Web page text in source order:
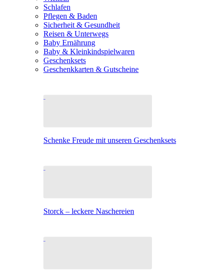
Schlafen
Pflegen & Baden
Sicherheit & Gesundheit
Reisen & Unterwegs
Baby Ernährung
Baby & Kleinkindspielwaren
Geschenksets
Geschenkkarten & Gutscheine
Schenke Freude mit unseren Geschenksets
Storck – leckere Naschereien